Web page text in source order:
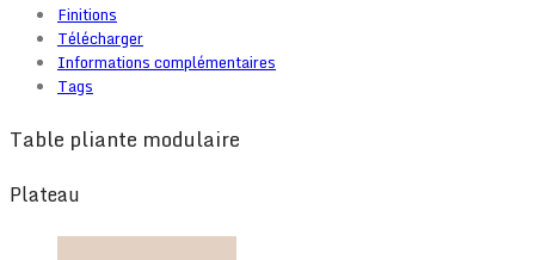
Finitions
Télécharger
Informations complémentaires
Tags
Table pliante modulaire
Plateau